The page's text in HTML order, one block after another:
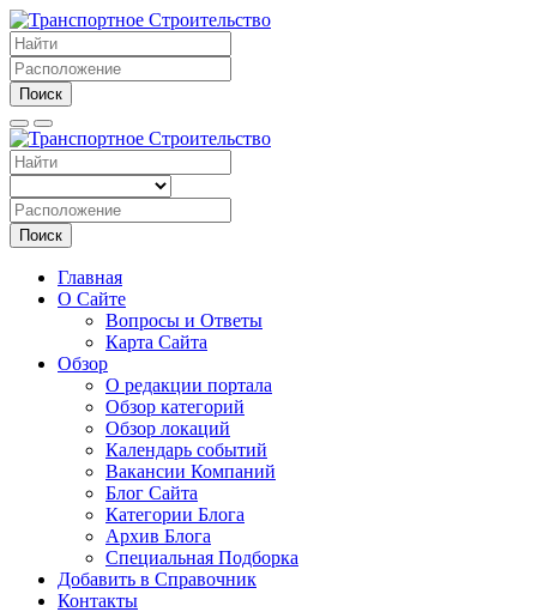
Поиск
Поиск
Главная
О Сайте
Вопросы и Ответы
Карта Сайта
Обзор
О редакции портала
Обзор категорий
Обзор локаций
Календарь событий
Вакансии Компаний
Блог Сайта
Категории Блога
Архив Блога
Специальная Подборка
Добавить в Справочник
Контакты